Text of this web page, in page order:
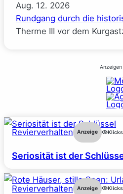
Aug. 12. 2026
Rundgang durch die
Therme III vor dem
Anzeigen
Revierverhalten Anzeige
Seriosität ist der
Revierverhalten Anzeige